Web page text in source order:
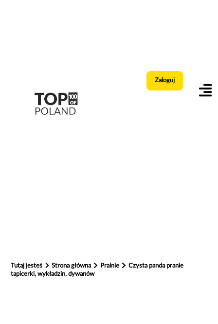
Zaloguj
Tutaj jesteś Strona główna Pralnie
Czysta panda pranie
tapicerki, wykładzin, dywanów